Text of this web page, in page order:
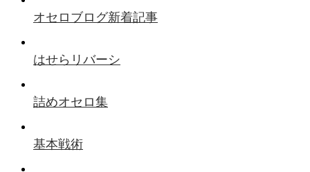
オセロブログ新着記事
はせらリバーシ
詰めオセロ集
基本戦術